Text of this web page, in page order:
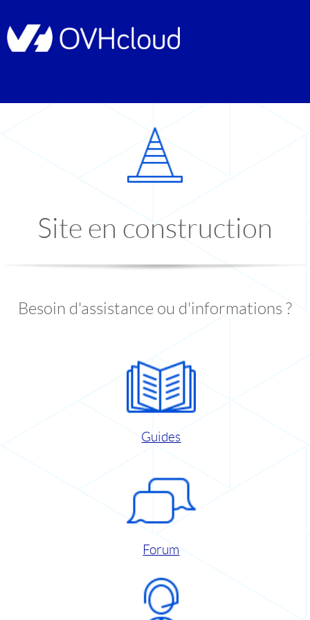
Site en construction
Besoin d'assistance ou d'informations ?
Guides
Forum